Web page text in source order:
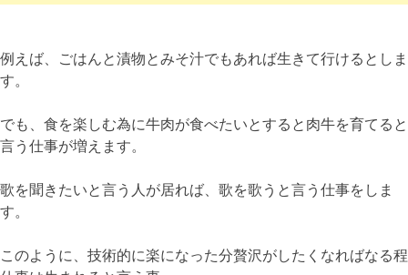
例えば、ごはんと漬物とみそ汁でもあれば生きて行けるとしま
す。
でも、食を楽しむ為に牛肉が食べたいとすると肉牛を育てると
言う仕事が増えます。
歌を聞きたいと言う人が居れば、歌を歌うと言う仕事をしま
す。
このように、技術的に楽になった分贅沢がしたくなればなる程